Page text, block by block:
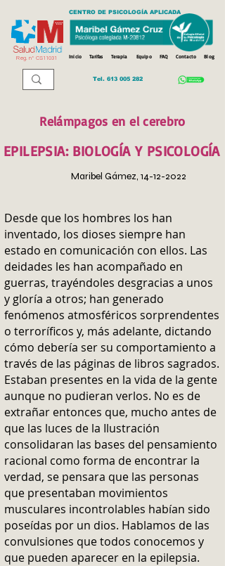
Reg. nº CS11031
CENTRO DE PSICOLOGÍA APLICADA
Inicio Tarifas Terapia Equipo FAQ Contacto Blog
Tel. 613 005 282
Relámpagos en el cerebro
EPILEPSIA: BIOLOGÍA Y PSICOLOGÍA
Maribel Gámez, 14-12-2022
Desde que los hombres los han
inventado, los dioses siempre han
estado en comunicación con ellos. Las
deidades les han acompañado en
guerras, trayéndoles desgracias a unos
y gloría a otros; han generado
fenómenos atmosféricos sorprendentes
o terroríficos y, más adelante, dictando
cómo debería ser su comportamiento a
través de las páginas de libros sagrados.
Estaban presentes en la vida de la gente
aunque no pudieran verlos. No es de
extrañar entonces que, mucho antes de
que las luces de la Ilustración
consolidaran las bases del pensamiento
racional como forma de encontrar la
verdad, se pensara que las personas
que presentaban movimientos
musculares incontrolables habían sido
poseídas por un dios. Hablamos de las
convulsiones que todos conocemos y
que pueden aparecer en la epilepsia.